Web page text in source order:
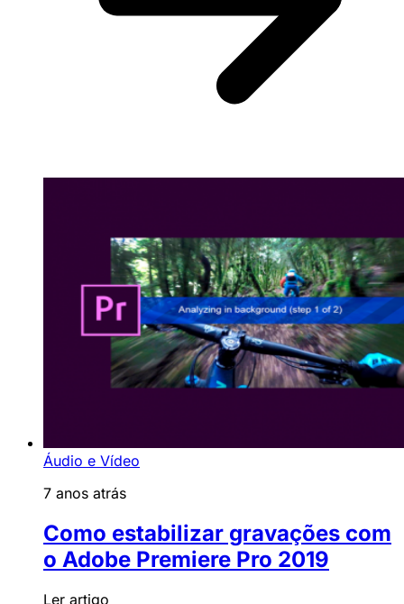
Áudio e Vídeo
7 anos atrás
Como estabilizar gravações com
o Adobe Premiere Pro 2019
Ler artigo